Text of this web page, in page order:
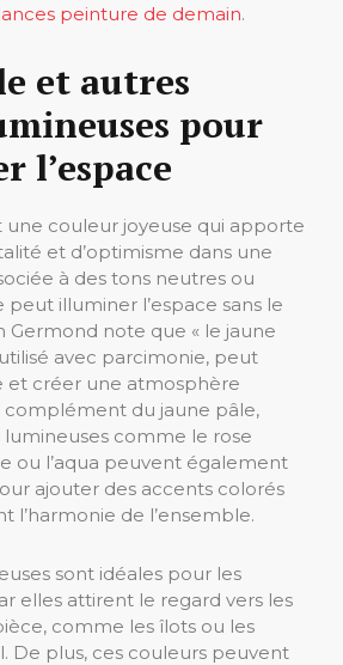
peinture de demain.
et autres
pour
l’espace
une couleur joyeuse qui apporte
et d’optimisme dans une
à des tons neutres ou
illuminer l’espace sans le
Germond note que « le jaune
avec parcimonie, peut
et créer une atmosphère
complément du jaune pâle,
lumineuses comme le rose
ou l’aqua peuvent également
ajouter des accents colorés
l’harmonie de l’ensemble.
sont idéales pour les
elles attirent le regard vers les
comme les îlots ou les
De plus, ces couleurs peuvent